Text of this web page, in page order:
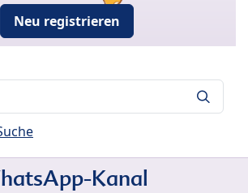
Neu registrieren
Kanal